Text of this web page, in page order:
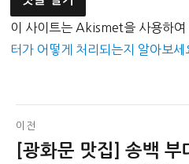
이 사이트는 Akismet을 사용하여
터가 어떻게 처리되는지 알아보세
글
탐
이전
이[광화문 맛집] 송백 부